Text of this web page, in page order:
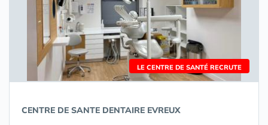
LE CENTRE DE SANTÉ RECRUTE
CENTRE DE SANTE DENTAIRE EVREUX